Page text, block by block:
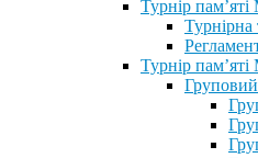
Турнір
Турнірна
Турнір